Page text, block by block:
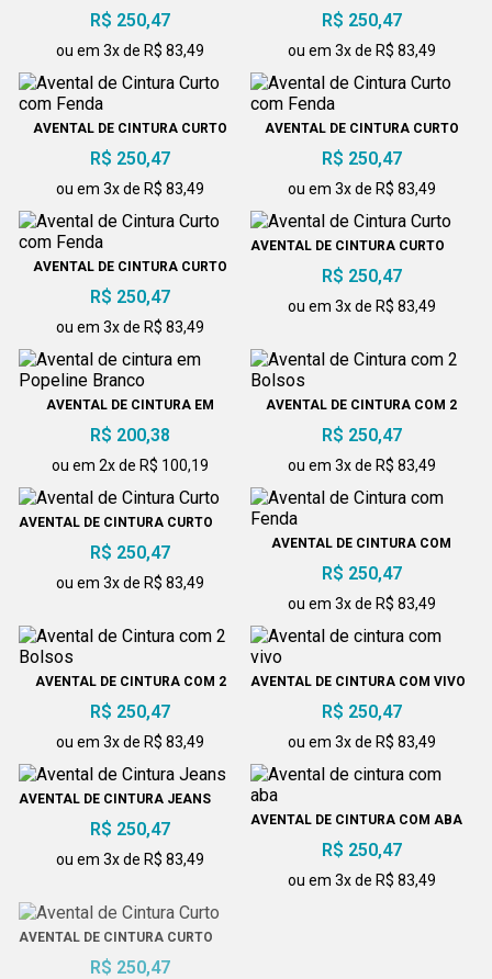
COM FENDA
R$ 250,47
ou em 3x de R$ 83,49
COM FENDA
R$ 250,47
ou em 3x de R$ 83,49
AVENTAL DE CINTURA CURTO
COM FENDA
R$ 250,47
ou em 3x de R$ 83,49
AVENTAL DE CINTURA CURTO
COM FENDA
R$ 250,47
ou em 3x de R$ 83,49
AVENTAL DE CINTURA CURTO
COM FENDA
R$ 250,47
ou em 3x de R$ 83,49
AVENTAL DE CINTURA CURTO
R$ 250,47
ou em 3x de R$ 83,49
AVENTAL DE CINTURA EM
POPELINE BRANCO
R$ 200,38
ou em 2x de R$ 100,19
AVENTAL DE CINTURA COM 2
BOLSOS
R$ 250,47
ou em 3x de R$ 83,49
AVENTAL DE CINTURA CURTO
R$ 250,47
ou em 3x de R$ 83,49
AVENTAL DE CINTURA COM
R$ 250,47
ou em 3x de R$ 83,49
AVENTAL DE CINTURA COM 2
BOLSOS
R$ 250,47
ou em 3x de R$ 83,49
AVENTAL DE CINTURA COM VIVO
R$ 250,47
ou em 3x de R$ 83,49
AVENTAL DE CINTURA JEANS
R$ 250,47
ou em 3x de R$ 83,49
AVENTAL DE CINTURA COM ABA
R$ 250,47
ou em 3x de R$ 83,49
AVENTAL DE CINTURA CURTO
R$ 250,47